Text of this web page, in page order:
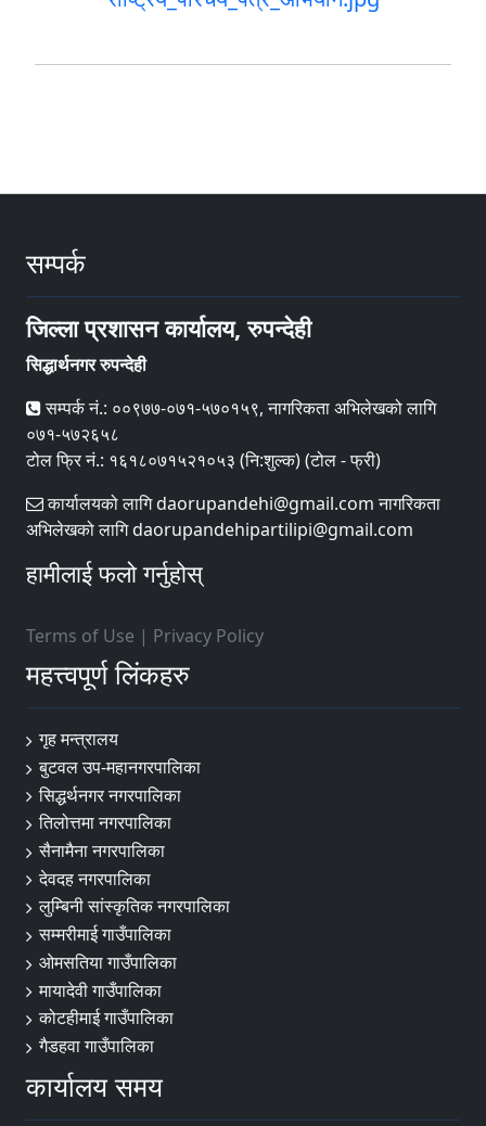
सम्पर्क
जिल्ला प्रशासन कार्यालय, रुपन्देही
सिद्धार्थनगर रुपन्देही
सम्पर्क नं.: ००९७७-०७१-५७०१५९, नागरिकता अभिलेखको लागि
०७१-५७२६५८
टोल फ्रि नं.: १६१८०७१५२१०५३ (नि:शुल्क) (टोल - फ्री)
कार्यालयको लागि daorupandehi@gmail.com नागरिकता
अभिलेखको लागि daorupandehipartilipi@gmail.com
हामीलाई फलो गर्नुहोस्
Terms of Use | Privacy Policy
महत्त्वपूर्ण लिंकहरु
गृह मन्त्रालय
बुटवल उप-महानगरपालिका
सिद्धर्थनगर नगरपालिका
तिलोत्तमा नगरपालिका
सैनामैना नगरपालिका
देवदह नगरपालिका
लुम्बिनी सांस्कृतिक नगरपालिका
सम्मरीमाई गाउँपालिका
ओमसतिया गाउँपालिका
मायादेवी गाउँपालिका
कोटहीमाई गाउँपालिका
गैडहवा गाउँपालिका
कार्यालय समय